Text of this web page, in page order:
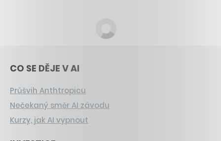
CO SE DĚJE V AI
Průšvih Anthtropicu
Nečekaný směr AI závodu
Kurzy, jak AI vypnout